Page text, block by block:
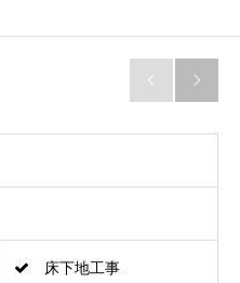
 
床下地工事